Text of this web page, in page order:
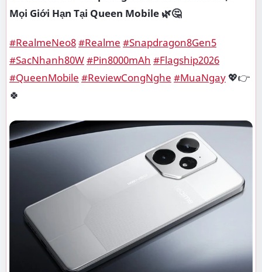
Mọi Giới Hạn Tại Queen Mobile 🌿🤔
#RealmeNeo8#Realme #Snapdragon8Gen5
#SacNhanh80W#Pin8000mAh #Flagship2026
#QueenMobile #ReviewCongNghe #MuaNgay 💖👉
🍀